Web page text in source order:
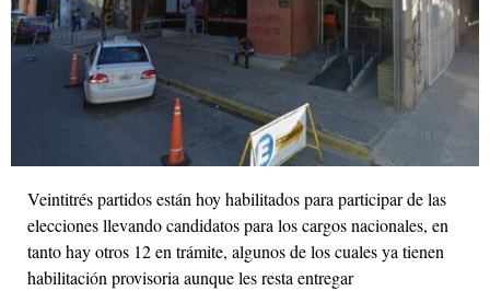
Veintitrés partidos están hoy habilitados para participar de las
elecciones llevando candidatos para los cargos nacionales, en
tanto hay otros 12 en trámite, algunos de los cuales ya tienen
habilitación provisoria aunque les resta entregar